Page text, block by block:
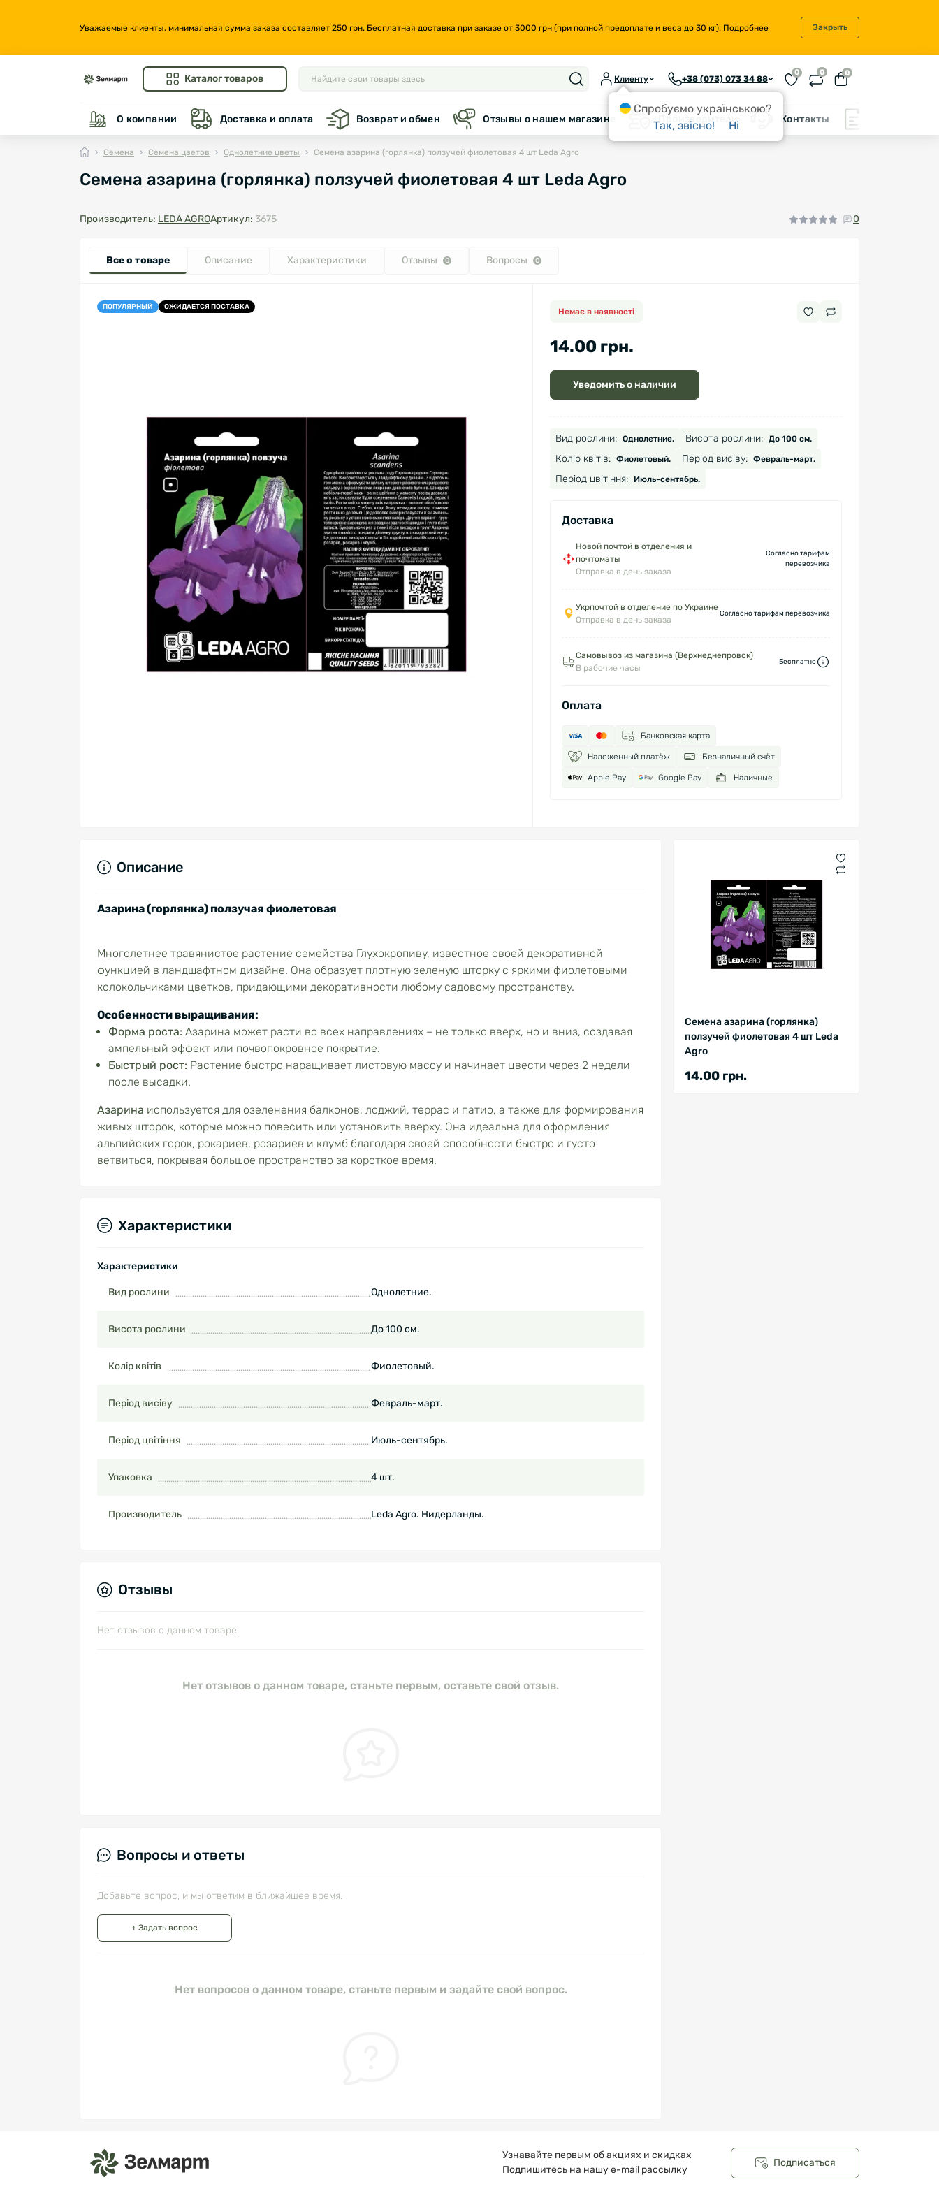
Уважаемые клиенты, минимальная сумма заказа составляет 250 грн. Бесплатная доставка при заказе от 3000 грн (при полной предоплате и веса до 30 кг). Подробнее Закрыть
Каталог товаров Клиенту +38 (073) 073 34 88
0 0 0
О компании Доставка и оплата Возврат и обмен Отзывы о нашем магазине Производители Контакты
Семена Семена цветов Однолетние цветы Семена азарина (горлянка) ползучей фиолетовая 4 шт Leda Agro
Семена азарина (горлянка) ползучей фиолетовая 4 шт Leda Agro
Производитель: LEDA AGROАртикул: 3675 0
Все о товаре Описание Характеристики Отзывы 0 Вопросы 0
ПОПУЛЯРНЫЙ ОЖИДАЕТСЯ ПОСТАВКА Немає в наявності
14.00 грн.
Уведомить о наличии
Вид рослини: Однолетние. Висота рослини: До 100 см.
Колір квітів: Фиолетовый. Період висіву: Февраль-март.
Період цвітіння: Июль-сентябрь.
Доставка
Новой почтой в отделения и
почтоматы
Отправка в день заказа
Согласно тарифам
перевозчика
Укрпочтой в отделение по Украине
Отправка в день заказа
Согласно тарифам перевозчика
Самовывоз из магазина (Верхнеднепровск)
В рабочие часы
Бесплатно
Оплата
Банковская карта
Наложенный платёж Безналичный счёт
Apple Pay Google Pay Наличные
Семена азарина (горлянка)
ползучей фиолетовая 4 шт Leda
Agro
14.00 грн.
Описание
Азарина (горлянка) ползучая фиолетовая
Многолетнее травянистое растение семейства Глухокропиву, известное своей декоративной
функцией в ландшафтном дизайне. Она образует плотную зеленую шторку с яркими фиолетовыми
колокольчиками цветков, придающими декоративности любому садовому пространству.
Особенности выращивания:
Форма роста: Азарина может расти во всех направлениях – не только вверх, но и вниз, создавая
ампельный эффект или почвопокровное покрытие.
Быстрый рост: Растение быстро наращивает листовую массу и начинает цвести через 2 недели
после высадки.
Азарина используется для озеленения балконов, лоджий, террас и патио, а также для формирования
живых шторок, которые можно повесить или установить вверху. Она идеальна для оформления
альпийских горок, рокариев, розариев и клумб благодаря своей способности быстро и густо
ветвиться, покрывая большое пространство за короткое время.
Характеристики
Характеристики
Вид рослини Однолетние.
Висота рослини До 100 см.
Колір квітів Фиолетовый.
Період висіву Февраль-март.
Період цвітіння Июль-сентябрь.
Упаковка 4 шт.
Производитель Leda Agro. Нидерланды.
Отзывы
Нет отзывов о данном товаре.
Нет отзывов о данном товаре, станьте первым, оставьте свой отзыв.
Вопросы и ответы
Добавьте вопрос, и мы ответим в ближайшее время.
+ Задать вопрос
Нет вопросов о данном товаре, станьте первым и задайте свой вопрос.
Узнавайте первым об акциях и скидках
Подпишитесь на нашу e-mail рассылку
Подписаться
Спробуємо українською?
Так, звісно!
Ні